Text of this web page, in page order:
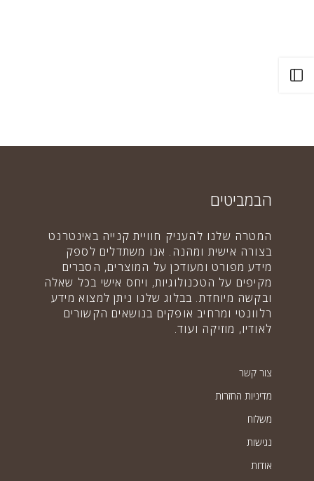
הבמביטים
המטרה שלנו להעניק חוויית קנייה באינטרנט
בצורה אישית ומהנה. אנו משתדלים לספק
מידע מפורט ומעודכן על המוצרים, הסברים
מקיפים על הטכנולוגיות, ויחס אישי בכל שאלה
ובקשה מיוחדת. בבלוג שלנו ניתן למצוא מידע
רלוונטי ומרחיב אופקים בנושאים הקשורים
לאודיו, מוזיקה ועוד.
צור קשר
מדיניות החזרות
משלוח
נגישות
אודות